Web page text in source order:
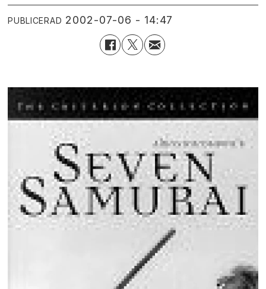
PUBLICERAD 2002-07-06 - 14:47